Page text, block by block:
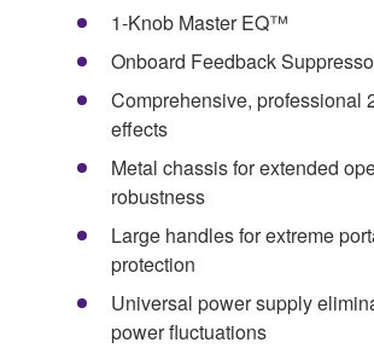
1-Knob Master EQ™
Onboard Feedback
Comprehensive, professional
effects
Metal chassis for extended
robustness
Large handles for extreme
protection
Universal power supply
power fluctuations